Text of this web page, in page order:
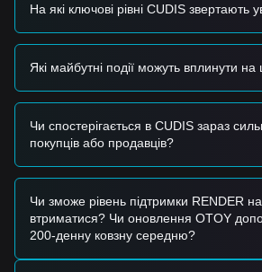
на кшталт CUDIS.
Торгові сигнали
імпульсу наведено такі довідкові
• Якщо ціна CUDIS наблизиться до
0,0011 $і з’являться ознаки
поглинання, це може дати
підтвердити короткостроковий
Сценарій ризику
• Якщо ціна CUDIS впаде нижче
підтримки0,0010 $, ринок може
На які ключові рівні CUDIS звертають
Які майбутні події можуть вплинути на
Чи спостерігається в CUDIS зараз
покупців або продавців?
Чи зможе рівень підтримки RENDER
втриматися? Чи оновлення OTOY
200-денну ковзну середню?